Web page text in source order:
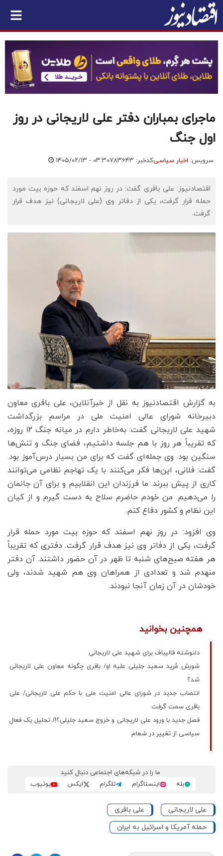
ماجرای بمباران دفتر علی لاریجانی در روز
اول جنگ
سرویس: اخبار سیاسیکدخبر: ۷۸۳۶۴۳ ۱۴۰۵/۰۲/۱۳ - ۰۳:۳۰
اقتصادنیوز: علی باقری گفت: در روز نهم اسفند که حوزه بیت مورد
حمله قرار گرفت، یکی از دفاتر وی (علی لاریجانی) نیز هدف قرار
گرفت.
به گزارش اقتصادنیوز به نقل از خبرآنلاین، علی باقری معاون
دبیرخانه شورای عالی امنیت ملی در مراسم بزرگداشت
شهید علی لاریجانی گفت: به‌خاطر دارم در میانه جنگ ۱۲ روزه،
که تقریباً هر روز با هم جلسه داشتیم، فضای جنگ و تنش‌ها
سنگین بود. وی جمله‌ای گفت که برای من بسیار درس‌آموز بود.
گفت: فلانی، این‌ها فکر می‌کنند با یک تهاجم نظامی می‌توانند
کاری از پیش ببرند. ما فرزندان این انقلابیم و برای آن جانمان
را می‌دهیم. من خودم حاضرم سلاح به دست گیرم و از کیان
این نظام و کشور دفاع کنم.
وی افزود: در روز نهم اسفند که حوزه بیت مورد حمله قرار
گرفت، یکی از دفاتر وی نیز هدف قرار گرفت. دفتری که تقریباً
هر هفته صبح‌های شنبه تا ظهر در آن حضور داشتند. آن دفتر
منهدم شد و تعدادی از همراهان وی هم شهید شدند، ولی
خودشان در آن زمان آنجا نبودند.
همچنین بخوانید
دلنوشته قالیباف برای شهید علی لاریجانی
شورش مُرید سعید جلیلی علیه او/ باقری چگونه معاون علی لاریجانی
شد؟
انتصاب جدید در شورای عالی امنیت ملی با حکم علی لاریجانی/ علی
باقری سمت گرفت
فصل جدید با ورود علی لاریجانی و خروج سعید جلیلی؟!/ تحلیل یک فعال
سیاسی از تغییر در شعام
ما را در شبکه‌های اجتماعی دنبال کنید
بله
اینستاگرام تلگرام ایکس یوتیوب
علی لاریجانی
علی باقری
حمله آمریکا و اسرائیل به ایران